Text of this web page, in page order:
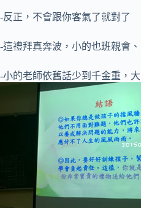
-反正，不會跟你客氣了就對了
-這禮拜真奔波，小的也班親會
-小的老師依舊話少到千金重，